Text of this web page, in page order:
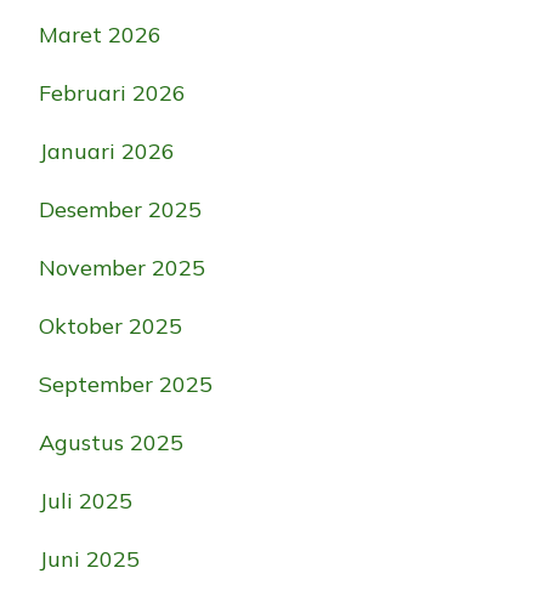
Maret 2026
Februari 2026
Januari 2026
Desember 2025
November 2025
Oktober 2025
September 2025
Agustus 2025
Juli 2025
Juni 2025